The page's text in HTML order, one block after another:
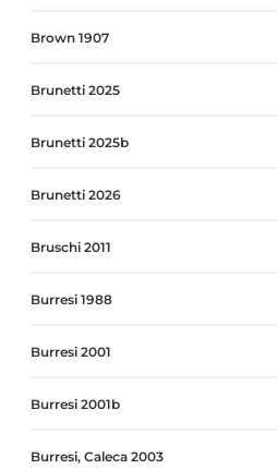
Brown 1907
Brunetti 2025
Brunetti 2025b
Brunetti 2026
Bruschi 2011
Burresi 1988
Burresi 2001
Burresi 2001b
Burresi, Caleca 2003